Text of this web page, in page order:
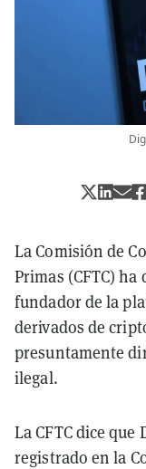
La Comisión de
Primas (CFTC)
fundador de la
derivados de
presuntamente
ilegal.
La CFTC dice
registrado en la